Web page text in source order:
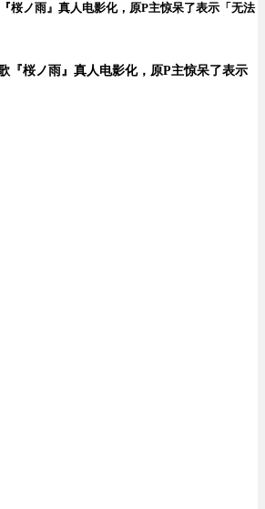
桜ノ雨』真人电影化，原P主惊呆了表示「无法
『桜ノ雨』真人电影化，原P主惊呆了表示